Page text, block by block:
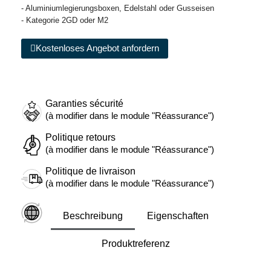
- Aluminiumlegierungsboxen, Edelstahl oder Gusseisen
- Kategorie 2GD oder M2
Kostenloses Angebot anfordern
Garanties sécurité
(à modifier dans le module "Réassurance")
Politique retours
(à modifier dans le module "Réassurance")
Politique de livraison
(à modifier dans le module "Réassurance")
Beschreibung Eigenschaften
Produktreferenz